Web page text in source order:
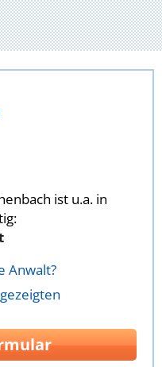
ist u.a. in
Anwalt?